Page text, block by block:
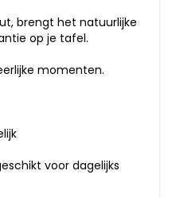
brengt het natuurlijke
op je tafel.
momenten.
voor dagelijks